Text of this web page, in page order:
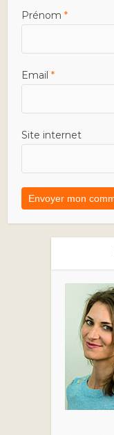
Prénom*
Email*
Site internet